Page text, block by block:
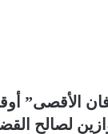
الأقصى”
لصالح